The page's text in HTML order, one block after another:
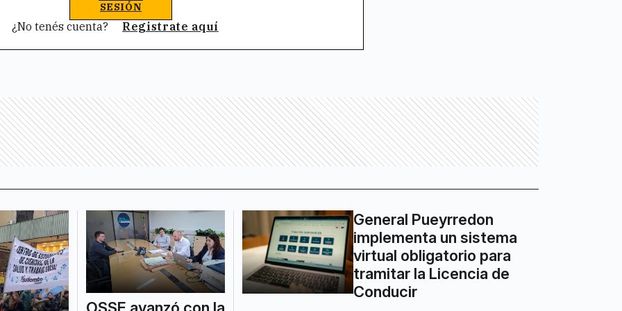
SESIÓN
¿No tenés cuenta? Registrate aquí
OSSE avanzó con la
General Pueyrredon
implementa un sistema
virtual obligatorio para
tramitar la Licencia de
Conducir